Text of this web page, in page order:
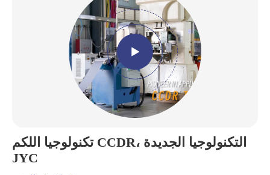

تكنولوجيا اللكم CCDR، التكنولوجيا الجديدة
JYC